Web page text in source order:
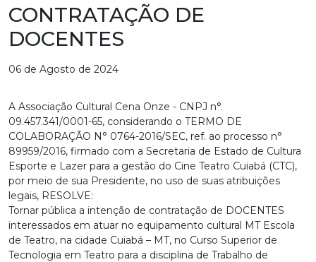
CONTRATAÇÃO DE
DOCENTES
06 de Agosto de 2024
A Associação Cultural Cena Onze - CNPJ n°.
09.457.341/0001-65, considerando o TERMO DE
COLABORAÇÃO N° 0764-2016/SEC, ref. ao processo n°
89959/2016, firmado com a Secretaria de Estado de Cultura
Esporte e Lazer para a gestão do Cine Teatro Cuiabá (CTC),
por meio de sua Presidente, no uso de suas atribuições
legais, RESOLVE:
Tornar pública a intenção de contratação de DOCENTES
interessados em atuar no equipamento cultural MT Escola
de Teatro, na cidade Cuiabá – MT, no Curso Superior de
Tecnologia em Teatro para a disciplina de Trabalho de